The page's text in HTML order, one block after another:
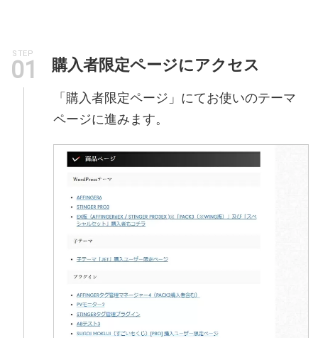
STEP
購入者限定ページにアクセス
「購入者限定ページ」にてお使いのテーマ
ページに進みます。